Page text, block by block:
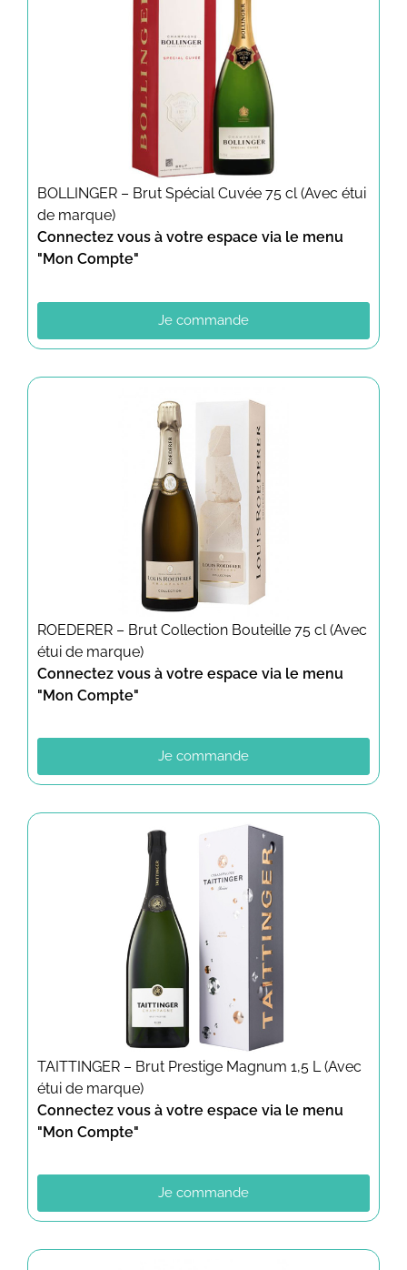
BOLLINGER – Brut Spécial Cuvée 75 cl (Avec étui
de marque)
Connectez vous à votre espace via le menu
"Mon Compte"
Je commande
ROEDERER – Brut Collection Bouteille 75 cl (Avec
étui de marque)
Connectez vous à votre espace via le menu
"Mon Compte"
Je commande
TAITTINGER – Brut Prestige Magnum 1,5 L (Avec
étui de marque)
Connectez vous à votre espace via le menu
"Mon Compte"
Je commande